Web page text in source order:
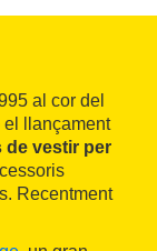
al cor del
el llançament
de vestir per
Recentment